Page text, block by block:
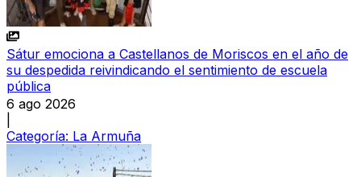
Sátur emociona a Castellanos de Moriscos en el año de
su despedida reivindicando el sentimiento de escuela
pública
6 ago 2026
Categoría: La Armuña